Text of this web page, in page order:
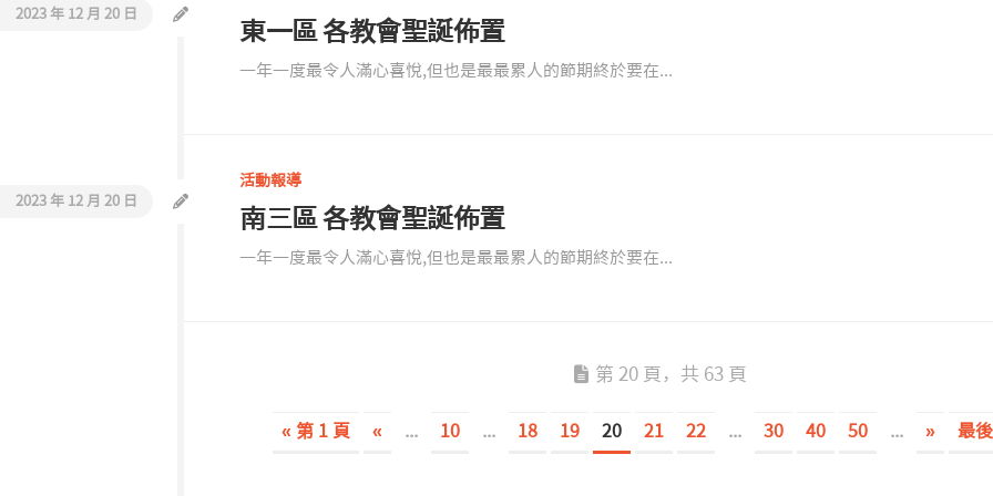
東一區 各教會聖誕佈置
一年一度最令人滿心喜悅,但也是最最累人的節期終於要在...
2023 年 12 月 20 日
活動報導
南三區 各教會聖誕佈置
一年一度最令人滿心喜悅,但也是最最累人的節期終於要在...
2023 年 12 月 20 日
第 20 頁，共 63 頁
« 第 1 頁 « ... 10 ... 18 19 20 21 22 ... 30 40 50 ... » 最